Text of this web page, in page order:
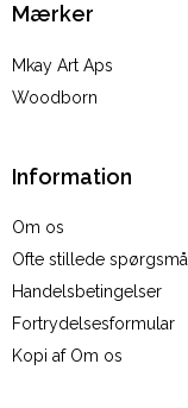
Mærker
Mkay Art Aps
Woodborn
Information
Om os
Ofte stillede spørgsmål
Handelsbetingelser
Fortrydelsesformular
Kopi af Om os